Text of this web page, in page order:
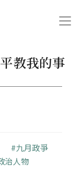
教我的事
和政治，心
九月政爭
治人物